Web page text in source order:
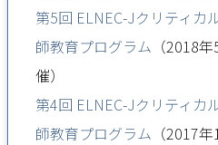
第5回 ELNEC-Jクリティカ
師教育プログラム （2018
催）
第4回 ELNEC-Jクリティカ
師教育プログラム （2017